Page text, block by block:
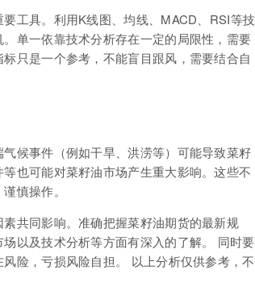
工具。利用K线图、均线、MACD、RSI等技
单一依靠技术分析存在一定的局限性，需要
只是一个参考，不能盲目跟风，需要结合自
候事件（例如干旱、洪涝等）可能导致菜籽
也可能对菜籽油市场产生重大影响。这些不
慎操作。
共同影响。准确把握菜籽油期货的最新规
以及技术分析等方面有深入的了解。 同时要
险，亏损风险自担。 以上分析仅供参考，不